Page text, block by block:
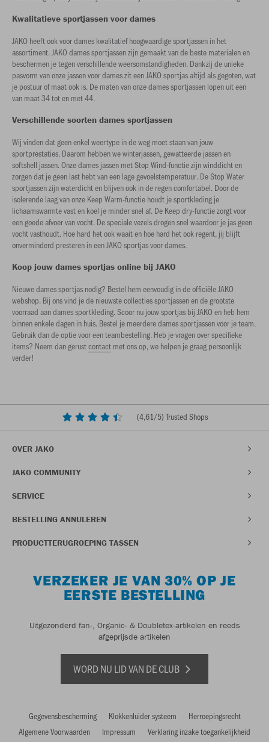
Kwalitatieve sportjassen voor dames
JAKO heeft ook voor dames kwalitatief hoogwaardige sportjassen in het
assortiment. JAKO dames sportjassen zijn gemaakt van de beste materialen en
beschermen je tegen verschillende weersomstandigheden. Dankzij de unieke
pasvorm van onze jassen voor dames zit een JAKO sportjas altijd als gegoten, wat
je postuur of maat ook is. De maten van onze dames sportjassen lopen uit een
van maat 34 tot en met 44.
Verschillende soorten dames sportjassen
Wij vinden dat geen enkel weertype in de weg moet staan van jouw
sportprestaties. Daarom hebben we winterjassen, gewatteerde jassen en
softshell jassen. Onze dames jassen met Stop Wind-functie zijn winddicht en
zorgen dat je geen last hebt van een lage gevoelstemperatuur. De Stop Water
sportjassen zijn waterdicht en blijven ook in de regen comfortabel. Door de
isolerende laag van onze Keep Warm-functie houdt je sportkleding je
lichaamswarmte vast en koel je minder snel af. De Keep dry-functie zorgt voor
een goede afvoer van vocht. De speciale vezels drogen snel waardoor je jas geen
vocht vasthoudt. Hoe hard het ook waait en hoe hard het ook regent, jij blijft
onverminderd presteren in een JAKO sportjas voor dames.
Koop jouw dames sportjas online bij JAKO
Nieuwe dames sportjas nodig? Bestel hem eenvoudig in de officiële JAKO
webshop. Bij ons vind je de nieuwste collecties sportjassen en de grootste
voorraad aan dames sportkleding. Scoor nu jouw sportjas bij JAKO en heb hem
binnen enkele dagen in huis. Bestel je meerdere dames sportjassen voor je team.
Gebruik dan de optie voor een teambestelling. Heb je vragen over specifieke
items? Neem dan gerustcontact met ons op, we helpen je graag persoonlijk
verder!
(4,61/5) Trusted Shops
OVER JAKO
JAKO COMMUNITY
SERVICE
BESTELLING ANNULEREN
PRODUCTTERUGROEPING TASSEN
VERZEKER JE VAN 30% OP JE
EERSTE BESTELLING
Uitgezonderd fan-, Organic- & Doubletex-artikelen en reeds
afgeprijsde artikelen
WORD NU LID VAN DE CLUB
Gegevensbescherming Klokkenluider systeem
Herroepingsrecht
Algemene Voorwaarden
Impressum Verklaring inzake toegankelijkheid